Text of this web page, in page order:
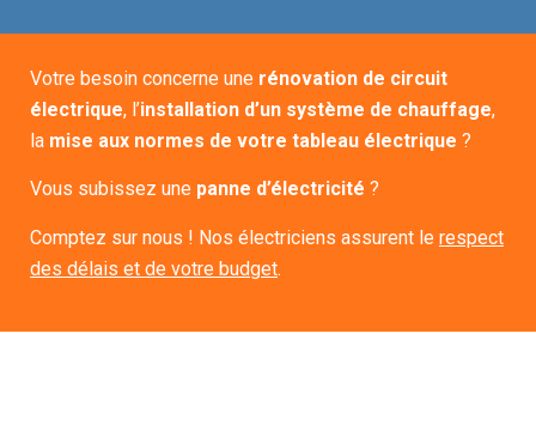
Votre besoin concerne une rénovation de circuit
électrique, l’installation d’un système de chauffage,
la mise aux normes de votre tableau électrique ?
Vous subissez une panne d’électricité ?
Comptez sur nous ! Nos électriciens assurent le respect
des délais et de votre budget.